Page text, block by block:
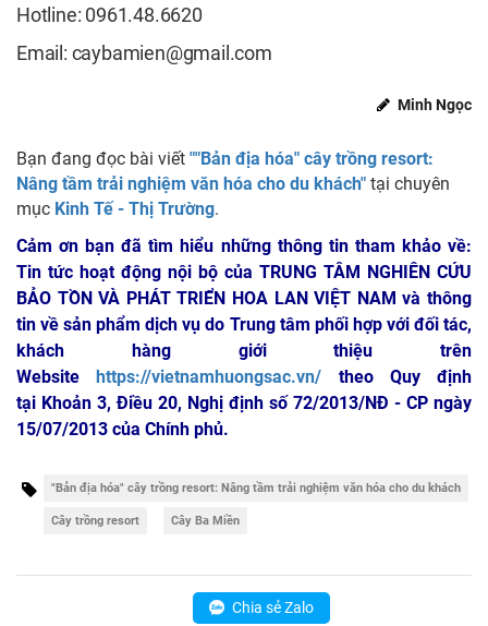
Hotline: 0961.48.6620
Email: caybamien@gmail.com
Minh Ngọc
Bạn đang đọc bài viết ""Bản địa hóa" cây trồng resort:
Nâng tầm trải nghiệm văn hóa cho du khách" tại chuyên
mục Kinh Tế - Thị Trường.
Cảm ơn bạn đã tìm hiểu những thông tin tham khảo về:
Tin tức hoạt động nội bộ của TRUNG TÂM NGHIÊN CỨU
BẢO TỒN VÀ PHÁT TRIỂN HOA LAN VIỆT NAM và thông
tin về sản phẩm dịch vụ do Trung tâm phối hợp với đối tác,
khách hàng giới thiệu trên
Websitehttps://vietnamhuongsac.vn/ theo Quy định
tại Khoản 3, Điều 20, Nghị định số 72/2013/NĐ - CP ngày
15/07/2013 của Chính phủ.
"Bản địa hóa" cây trồng resort: Nâng tầm trải nghiệm văn hóa cho du khách
Cây trồng resort Cây Ba Miền
Chia sẻ Zalo